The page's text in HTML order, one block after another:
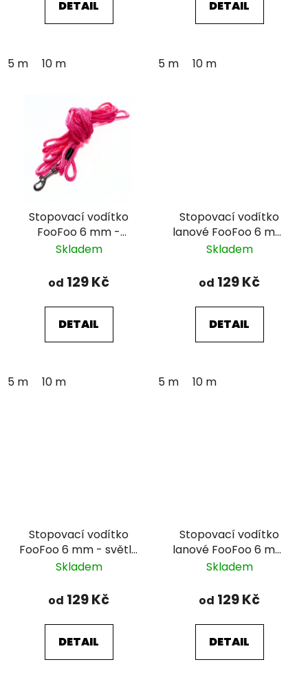
DETAIL
5 m 10 m
DETAIL
5 m 10 m
Stopovací vodítko
FooFoo 6 mm -
růžové
Skladem
od 129 Kč
DETAIL
5 m 10 m
Stopovací vodítko
lanové FooFoo 6 mm
- černé
Skladem
od 129 Kč
DETAIL
5 m 10 m
Stopovací vodítko
FooFoo 6 mm - světle
zelené
Skladem
od 129 Kč
DETAIL
Stopovací vodítko
lanové FooFoo 6 mm
- modrozelené
Skladem
od 129 Kč
DETAIL